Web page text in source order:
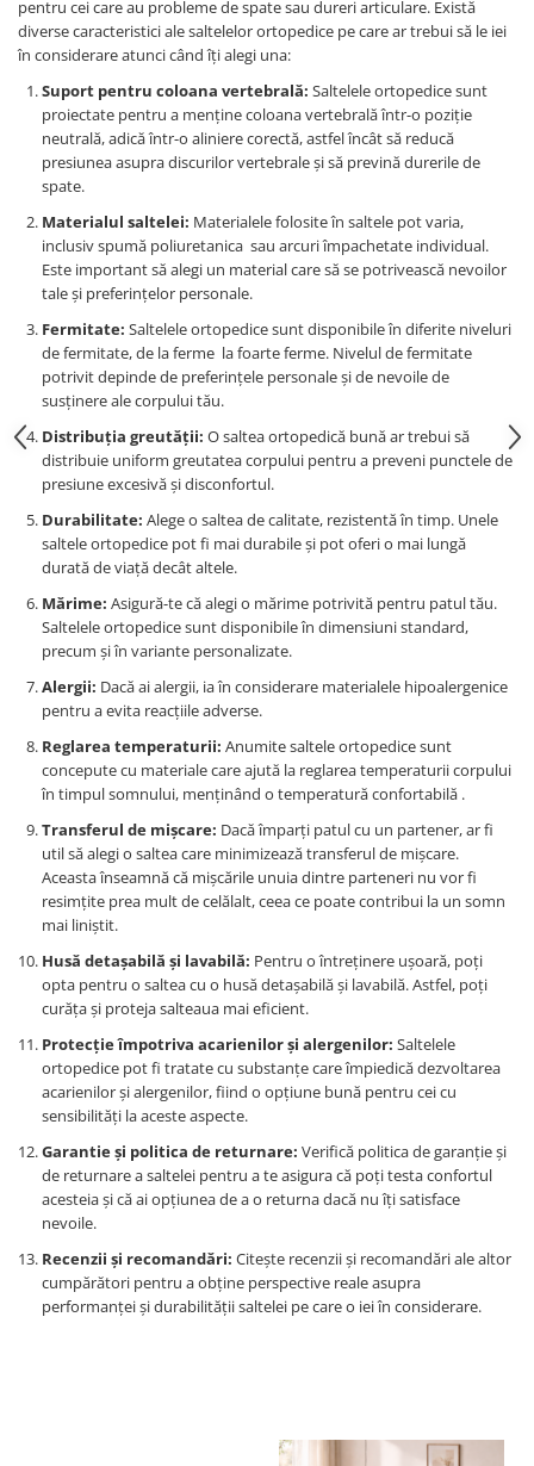
pentru cei care au probleme de spate sau dureri articulare. Există
diverse caracteristici ale saltelelor ortopedice pe care ar trebui să le iei
în considerare atunci când îți alegi una:
Suport pentru coloana vertebrală: Saltelele ortopedice sunt
proiectate pentru a menține coloana vertebrală într-o poziție
neutrală, adică într-o aliniere corectă, astfel încât să reducă
presiunea asupra discurilor vertebrale și să prevină durerile de
spate.
Materialul saltelei: Materialele folosite în saltele pot varia,
inclusiv spumă poliuretanica sau arcuri împachetate individual.
Este important să alegi un material care să se potrivească nevoilor
tale și preferințelor personale.
Fermitate: Saltelele ortopedice sunt disponibile în diferite niveluri
de fermitate, de la ferme la foarte ferme. Nivelul de fermitate
potrivit depinde de preferințele personale și de nevoile de
susținere ale corpului tău.
Distribuția greutății: O saltea ortopedică bună ar trebui să
distribuie uniform greutatea corpului pentru a preveni punctele de
presiune excesivă și disconfortul.
Durabilitate: Alege o saltea de calitate, rezistentă în timp. Unele
saltele ortopedice pot fi mai durabile și pot oferi o mai lungă
durată de viață decât altele.
Mărime: Asigură-te că alegi o mărime potrivită pentru patul tău.
Saltelele ortopedice sunt disponibile în dimensiuni standard,
precum și în variante personalizate.
Alergii: Dacă ai alergii, ia în considerare materialele hipoalergenice
pentru a evita reacțiile adverse.
Reglarea temperaturii: Anumite saltele ortopedice sunt
concepute cu materiale care ajută la reglarea temperaturii corpului
în timpul somnului, menținând o temperatură confortabilă .
Transferul de mișcare: Dacă împarți patul cu un partener, ar fi
util să alegi o saltea care minimizează transferul de mișcare.
Aceasta înseamnă că mișcările unuia dintre parteneri nu vor fi
resimțite prea mult de celălalt, ceea ce poate contribui la un somn
mai liniștit.
Husă detașabilă și lavabilă: Pentru o întreținere ușoară, poți
opta pentru o saltea cu o husă detașabilă și lavabilă. Astfel, poți
curăța și proteja salteaua mai eficient.
Protecție împotriva acarienilor și alergenilor: Saltelele
ortopedice pot fi tratate cu substanțe care împiedică dezvoltarea
acarienilor și alergenilor, fiind o opțiune bună pentru cei cu
sensibilități la aceste aspecte.
Garantie și politica de returnare: Verifică politica de garanție și
de returnare a saltelei pentru a te asigura că poți testa confortul
acesteia și că ai opțiunea de a o returna dacă nu îți satisface
nevoile.
Recenzii și recomandări: Citește recenzii și recomandări ale altor
cumpărători pentru a obține perspective reale asupra
performanței și durabilității saltelei pe care o iei în considerare.